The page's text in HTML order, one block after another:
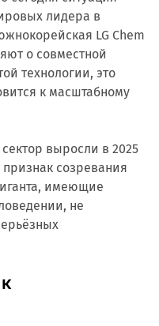
лидера в
LG Chem
о совместной
технологии, это
к масштабному
выросли в 2025
признак созревания
имеющие
не